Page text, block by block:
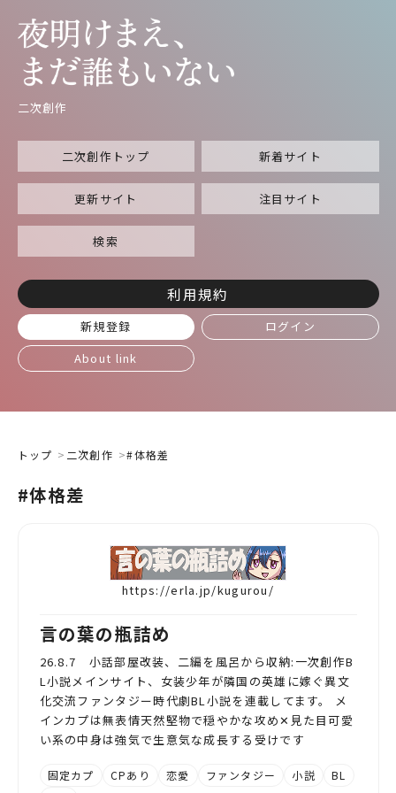
二次創作
二次創作トップ 新着サイト
更新サイト 注目サイト
検索
利用規約
新規登録
ログイン
About link
トップ 二次創作 #体格差
#体格差
https://erla.jp/kugurou/
言の葉の瓶詰め
26.8.7 小話部屋改装、二編を風呂から収納:一次創作B
L小説メインサイト、女装少年が隣国の英雄に嫁ぐ異文
化交流ファンタジー時代劇BL小説を連載してます。 メ
インカプは無表情天然堅物で穏やかな攻め✕見た目可愛
い系の中身は強気で生意気な成長する受けです
固定カプ CPあり 恋愛 ファンタジー 小説
BL